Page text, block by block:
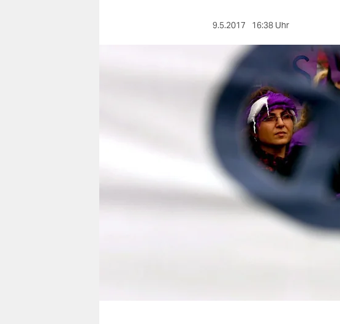
9.5.2017 16:38 Uhr